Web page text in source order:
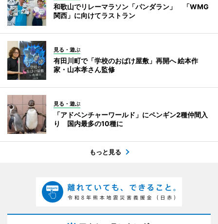
和歌山でリレーマラソン「パンダラン」 「WMG
関西」に向けてラストラン
見る・遊ぶ
有田川町で「学校のおばけ屋敷」再開へ 絵本作
家・山本孝さん監修
見る・遊ぶ
「アドベンチャーワールド」にペンギン2種仲間入
り 国内最多の10種に
もっと見る